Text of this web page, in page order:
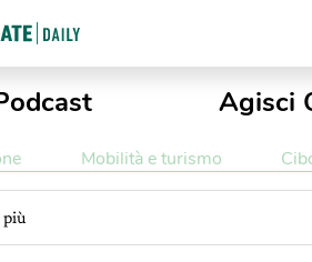
Agisci
Mobilità e turismo